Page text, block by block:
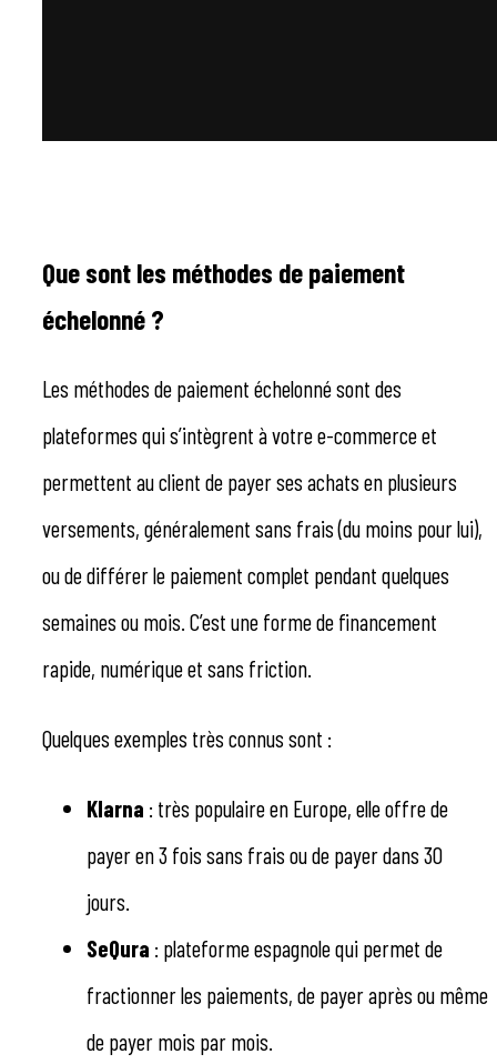
Que sont les méthodes de paiement
échelonné ?
Les méthodes de paiement échelonné sont des
plateformes qui s’intègrent à votre e-commerce et
permettent au client de payer ses achats en plusieurs
versements, généralement sans frais (du moins pour lui),
ou de différer le paiement complet pendant quelques
semaines ou mois. C’est une forme de financement
rapide, numérique et sans friction.
Quelques exemples très connus sont :
Klarna : très populaire en Europe, elle offre de
payer en 3 fois sans frais ou de payer dans 30
jours.
SeQura : plateforme espagnole qui permet de
fractionner les paiements, de payer après ou même
de payer mois par mois.